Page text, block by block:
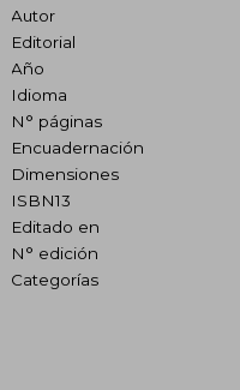
Autor
Editorial
Año
Idioma
N° páginas
Encuadernación
Dimensiones
ISBN13
Editado en
N° edición
Categorías